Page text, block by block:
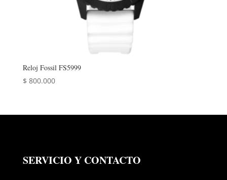
Reloj Fossil FS5999
$ 800.000
SERVICIO Y CONTACTO